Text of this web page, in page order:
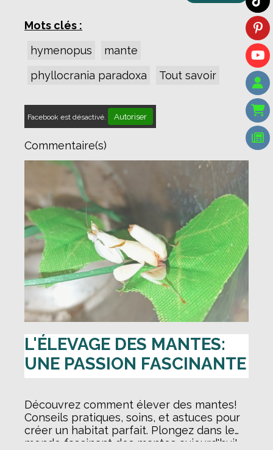
Mots clés :
hymenopus
mante
phyllocrania paradoxa
Tout savoir
Facebook est désactivé. Autoriser
Commentaire(s)
L'ÉLEVAGE DES MANTES:
UNE PASSION FASCINANTE
Découvrez comment élever des mantes!
Conseils pratiques, soins, et astuces pour
créer un habitat parfait. Plongez dans le
monde fascinant des mantes aujourd'hui!